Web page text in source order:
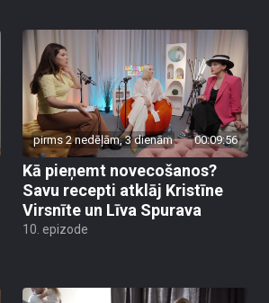
pirms 2 nedēļām, 3 dienām 00:09:56
Kā pieņemt novecošanos?
Savu recepti atklāj Kristīne
Virsnīte un Līva Spurava
10. epizode